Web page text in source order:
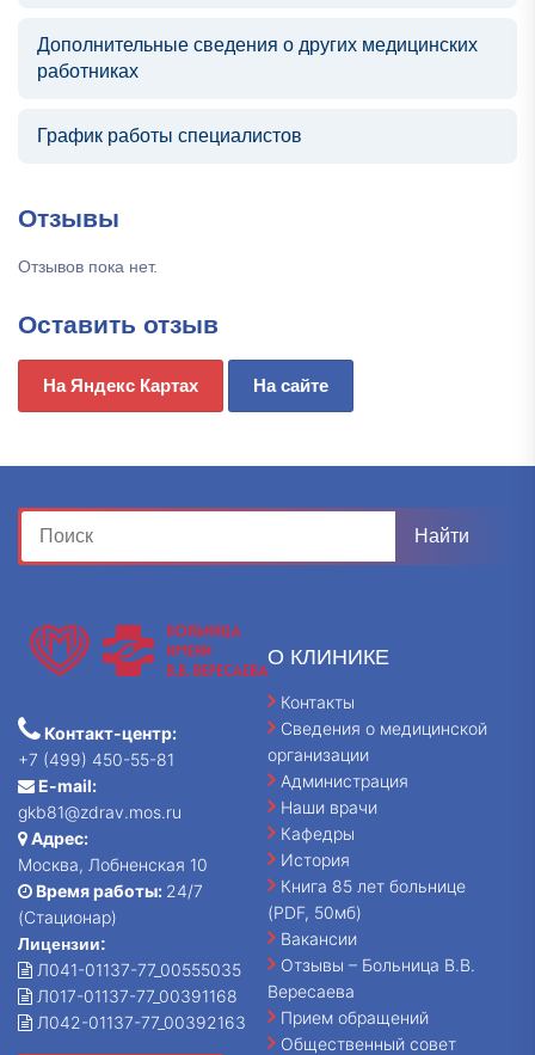
Дополнительные сведения о других медицинских
работниках
График работы специалистов
Отзывы
Отзывов пока нет.
Оставить отзыв
На Яндекс Картах На сайте
Контакт-центр:
+7 (499) 450-55-81
E-mail:
gkb81@zdrav.mos.ru
Адрес:
Москва, Лобненская 10
Время работы: 24/7
(Стационар)
Лицензии:
Л041-01137-77_00555035
Л017-01137-77_00391168
Л042-01137-77_00392163
О КЛИНИКЕ
Контакты
Сведения о медицинской
организации
Администрация
Наши врачи
Кафедры
История
Книга 85 лет больнице
(PDF, 50мб)
Вакансии
Отзывы – Больница В.В.
Вересаева
Прием обращений
Общественный совет